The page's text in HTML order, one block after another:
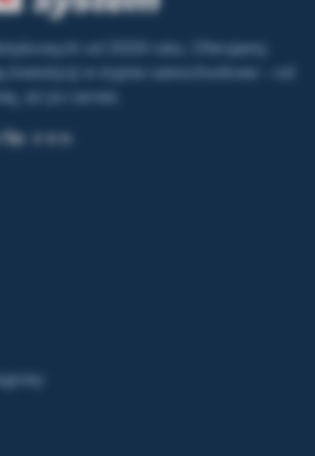
od 2009 roku. Oferujemy
inwestycji w myjnie samochodowe – od
aż po serwis.
z o.o.